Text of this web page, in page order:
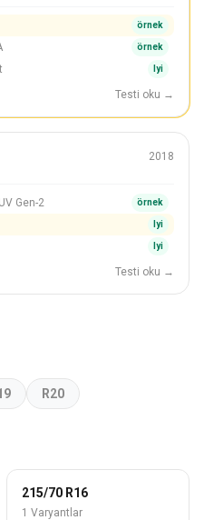
örnek
örnek
Iyi
Testi oku →
2018
Gen-2 örnek
Iyi
Iyi
Testi oku →
R20
215/70 R16
1 Varyantlar